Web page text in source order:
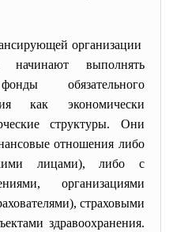
организации
выполнять
обязательного
как экономически
структуры. Они
отношения либо
лицами), либо с
организациями
страховыми
здравоохранения.